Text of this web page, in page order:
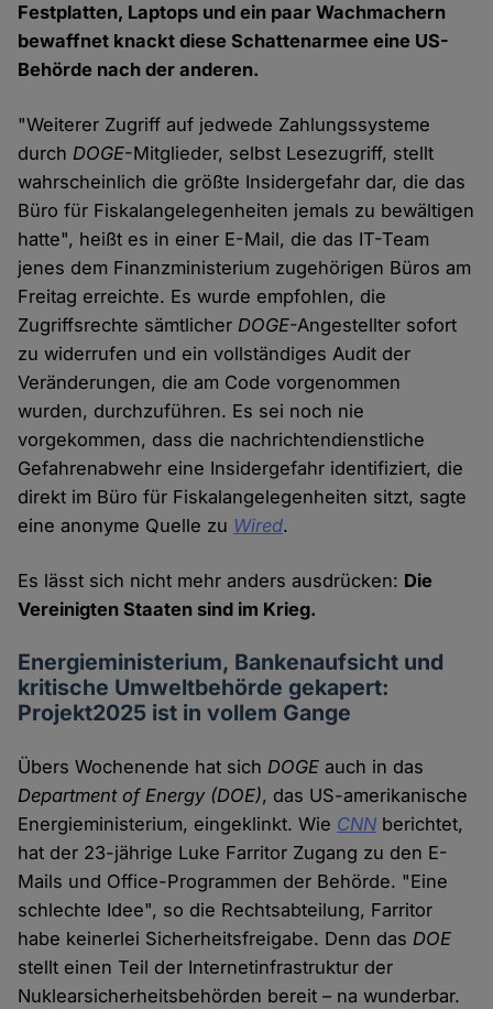
Festplatten, Laptops und ein paar Wachmachern
bewaffnet knackt diese Schattenarmee eine US-
Behörde nach der anderen.
"Weiterer Zugriff auf jedwede Zahlungssysteme
durchDOGE-Mitglieder, selbst Lesezugriff, stellt
wahrscheinlich die größte Insidergefahr dar, die das
Büro für Fiskalangelegenheiten jemals zu bewältigen
hatte", heißt es in einer E-Mail, die das IT-Team
jenes dem Finanzministerium zugehörigen Büros am
Freitag erreichte. Es wurde empfohlen, die
Zugriffsrechte sämtlicherDOGE-Angestellter sofort
zu widerrufen und ein vollständiges Audit der
Veränderungen, die am Code vorgenommen
wurden, durchzuführen. Es sei noch nie
vorgekommen, dass die nachrichtendienstliche
Gefahrenabwehr eine Insidergefahr identifiziert, die
direkt im Büro für Fiskalangelegenheiten sitzt, sagte
eine anonyme Quelle zu Wired.
Es lässt sich nicht mehr anders ausdrücken: Die
Vereinigten Staaten sind im Krieg.
Energieministerium, Bankenaufsicht und
kritische Umweltbehörde gekapert:
Projekt2025 ist in vollem Gange
Übers Wochenende hat sichDOGE auch in das
Department of Energy (DOE), das US-amerikanische
Energieministerium, eingeklinkt. Wie CNN berichtet,
hat der 23-jährige Luke Farritor Zugang zu den E-
Mails und Office-Programmen der Behörde. "Eine
schlechte Idee", so die Rechtsabteilung, Farritor
habe keinerlei Sicherheitsfreigabe. Denn dasDOE
stellt einen Teil der Internetinfrastruktur der
Nuklearsicherheitsbehörden bereit – na wunderbar.